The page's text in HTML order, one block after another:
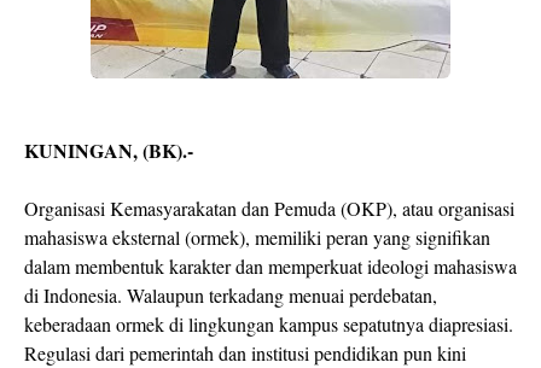
KUNINGAN, (BK).-
Organisasi Kemasyarakatan dan Pemuda (OKP), atau organisasi
mahasiswa eksternal (ormek), memiliki peran yang signifikan
dalam membentuk karakter dan memperkuat ideologi mahasiswa
di Indonesia. Walaupun terkadang menuai perdebatan,
keberadaan ormek di lingkungan kampus sepatutnya diapresiasi.
Regulasi dari pemerintah dan institusi pendidikan pun kini